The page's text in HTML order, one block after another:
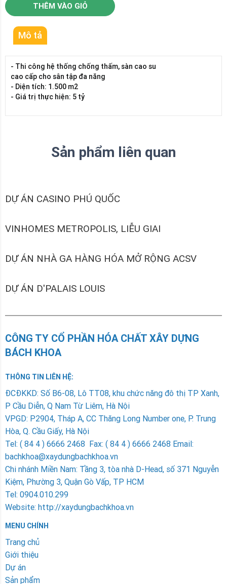
THÊM VÀO GIỎ
Mô tả
- Thi công hệ thống chống thấm, sàn cao su
cao cấp cho sân tập đa năng
- Diện tích: 1.500 m2
- Giá trị thực hiện: 5 tỷ
Sản phẩm liên quan
DỰ ÁN CASINO PHÚ QUỐC
VINHOMES METROPOLIS, LIỄU GIAI
DỰ ÁN NHÀ GA HÀNG HÓA MỞ RỘNG ACSV
DỰ ÁN D'PALAIS LOUIS
CÔNG TY CỔ PHẦN HÓA CHẤT XÂY DỰNG
BÁCH KHOA
THÔNG TIN LIÊN HỆ:
ÐCÐKKD: Số B6-08, Lô TT08, khu chức năng đô thị TP Xanh,
P Cầu Diễn, Q Nam Từ Liêm, Hà Nội
VPGD: P2904, Tháp A, CC Thăng Long Number one, P. Trung
Hòa, Q. Cầu Giấy, Hà Nội
Tel: ( 84 4 ) 6666 2468 Fax: ( 84 4 ) 6666 2468 Email:
bachkhoa@xaydungbachkhoa.vn
Chi nhánh Miền Nam: Tầng 3, tòa nhà D-Head, số 371 Nguyễn
Kiệm, Phường 3, Quận Gò Vấp, TP HCM
Tel: 0904.010.299
Website: http://xaydungbachkhoa.vn
MENU CHÍNH
Trang chủ
Giới thiệu
Dự án
Sản phẩm